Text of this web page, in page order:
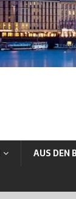
AUS DEN